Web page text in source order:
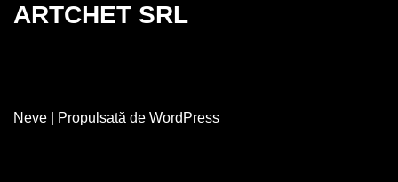
ARTCHET SRL
Neve | Propulsată de WordPress